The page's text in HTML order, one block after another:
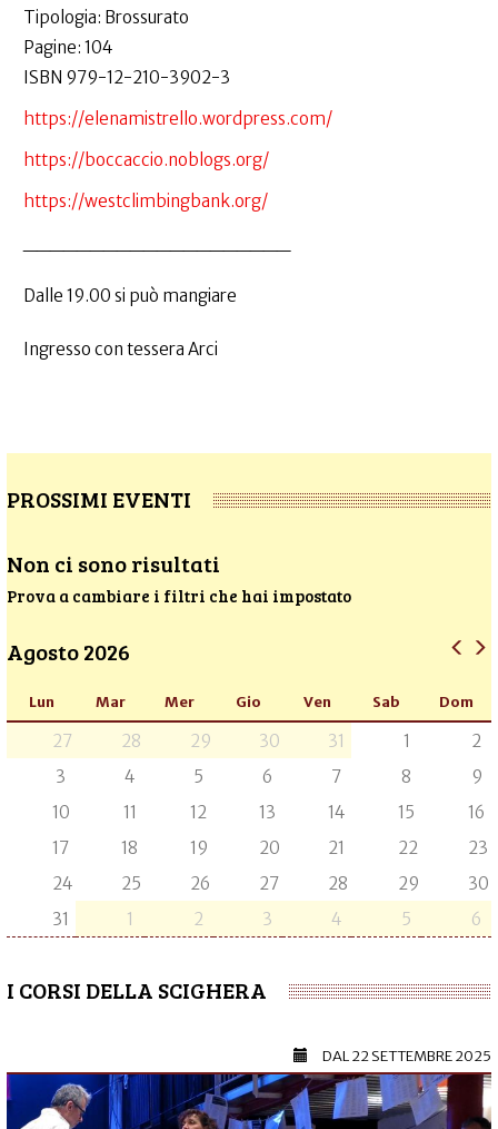
Tipologia: Brossurato
Pagine: 104
ISBN 979-12-210-3902-3
https://elenamistrello.wordpress.com/
https://boccaccio.noblogs.org/
https://westclimbingbank.org/
Dalle 19.00 si può mangiare
Ingresso con tessera Arci
PROSSIMI EVENTI
Non ci sono risultati
Prova a cambiare i filtri che hai impostato
Agosto 2026
Lun Mar Mer Gio Ven Sab Dom
27 28 29 30 31 1
2
3
4 5 6 7 8
9
10
11 12 13 14 15
16
17
18 19 20 21 22
23
24
25 26 27 28 29
30
31
1 2 3 4 5 6
I CORSI DELLA SCIGHERA
DAL22 SETTEMBRE 2025